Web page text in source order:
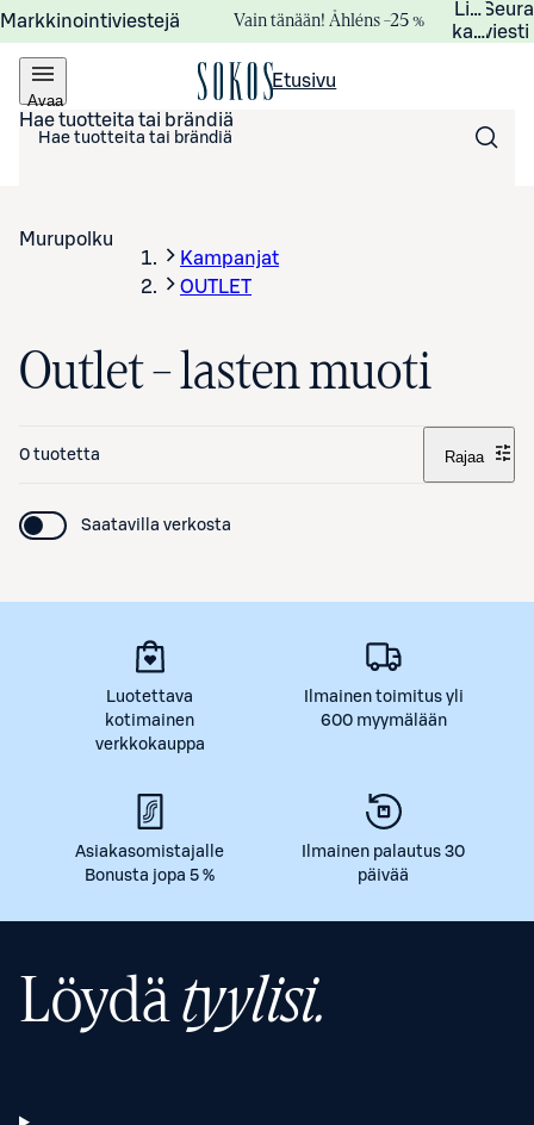
Markkinointiviestejä Vain tänään! Åhléns –25 %
viesti
Avaa
valikko
Etusivu
Hae tuotteita tai brändiä
Murupolku
Kampanjat
OUTLET
Outlet – lasten muoti
0 tuotetta Rajaa
Saatavilla verkosta
Luotettava
kotimainen
verkkokauppa
Ilmainen toimitus yli
600 myymälään
Asiakasomistajalle
Bonusta jopa 5 %
Ilmainen palautus 30
päivää
Löydätyylisi.